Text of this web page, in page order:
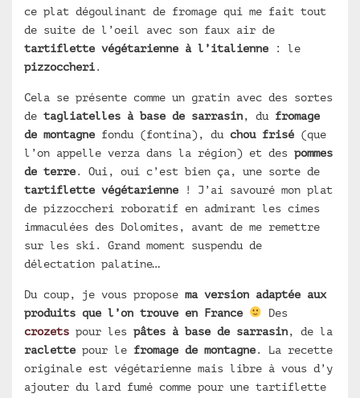
ce plat dégoulinant de fromage qui me fait tout
de suite de l’oeil avec son faux air de
tartiflette végétarienne à l’italienne : le
pizzoccheri.
Cela se présente comme un gratin avec des sortes
de tagliatelles à base de sarrasin, du fromage
de montagne fondu (fontina), du chou frisé (que
l’on appelle verza dans la région) et des pommes
de terre. Oui, oui c’est bien ça, une sorte de
tartiflette végétarienne ! J’ai savouré mon plat
de pizzoccheri roboratif en admirant les cimes
immaculées des Dolomites, avant de me remettre
sur les ski. Grand moment suspendu de
délectation palatine…
Du coup, je vous propose ma version adaptée aux
produits que l’on trouve en France
Des
crozets pour les pâtes à base de sarrasin, de la
raclette pour le fromage de montagne. La recette
originale est végétarienne mais libre à vous d’y
ajouter du lard fumé comme pour une tartiflette